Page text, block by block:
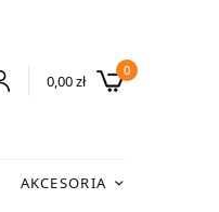
0,00zł
0
AKCESORIA